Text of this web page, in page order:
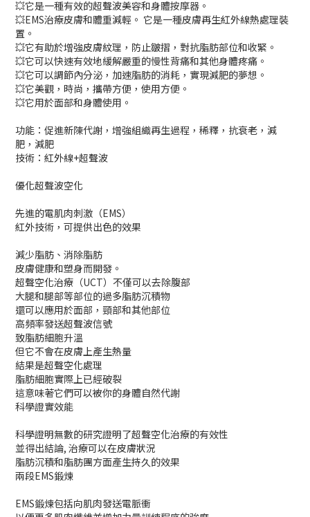
💥它是一種有效的超聲波美容和身體按摩器。
💥EMS治療皮膚和體重減輕。 它是一種皮膚再生紅外線熱處理裝
置。
💥它有助於增強皮膚紋理，防止皺摺，對抗脂肪部位和收緊。
💥它可以快速有效地緩解嚴重的慢性背痛和其他身體疼痛。
💥它可以調節內分泌，加速脂肪的消耗，實現減肥的夢想。
💥它美觀，時尚，攜帶方便，使用方便。
💥它用於面部和身體使用。
功能：促進新陳代謝，增強組織再生過程，稀釋，抗衰老，減
肥，減肥
技術：紅外線+超聲波
優化超聲波空化
先進的電肌肉刺激（EMS）
紅外技術，可提供出色的效果
減少脂肪、消除脂肪
皮膚健康和塑身而開發。
超聲空化治療（UCT）不僅可以去除腹部
大腿和腿部等部位的過多脂肪沉積物
還可以應用於面部，頸部和其他部位
高頻率發送超聲波信號
致脂肪細胞升溫
但它不會在皮膚上產生熱量
結果是超聲空化處理
脂肪細胞實際上已經破裂
這意味著它們可以被你的身體自然代謝
科學證實效能
科學證明無數的研究證明了超聲空化治療的有效性
並得出結論, 治療可以在皮膚狀況
脂肪沉積和脂肪團方面產生持久的效果
兩段EMS鍛煉
EMS鍛煉包括向肌肉發送電脈衝